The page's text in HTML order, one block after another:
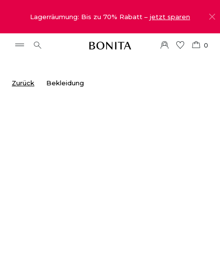
Lagerräumung: Bis zu 70% Rabatt – jetzt sparen
0
Zurück Bekleidung